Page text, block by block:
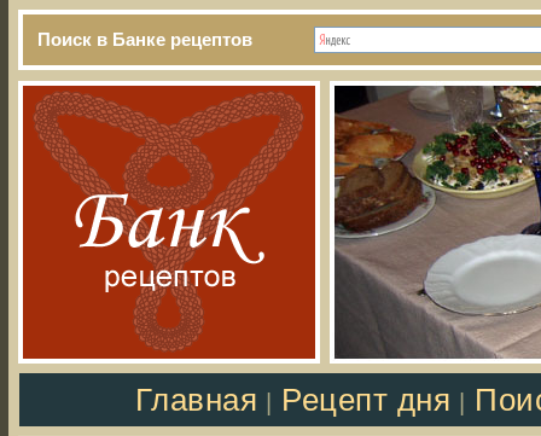
Поиск в Банке рецептов
Главная Рецепт дня